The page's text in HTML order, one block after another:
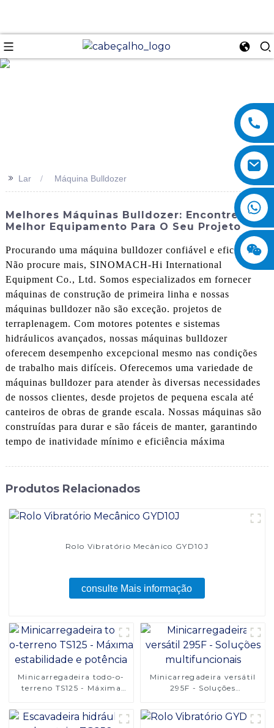
>> Lar Máquina Bulldozer
Melhores Máquinas Bulldozer: Encontre O
Melhor Equipamento Para O Seu Projeto
Procurando uma máquina bulldozer confiável e eficiente?
Não procure mais, SINOMACH-Hi International
Equipment Co., Ltd. Somos especializados em fornecer
máquinas de construção de primeira linha e nossas
máquinas bulldozer não são exceção. projetos de
terraplenagem. Com motores potentes e sistemas
hidráulicos avançados, nossas máquinas bulldozer
oferecem desempenho excepcional mesmo nas condições
de trabalho mais difíceis. Oferecemos uma variedade de
máquinas bulldozer para atender às diversas necessidades
de nossos clientes, desde projetos de pequena escala até
canteiros de obras de grande escala. Nossas máquinas são
construídas para durar e são fáceis de manter, garantindo
tempo de inatividade mínimo e eficiência máxima
Produtos Relacionados
Rolo Vibratório Mecânico GYD10J
consulte Mais informação
Minicarregadeira todo-o-
terreno TS125 - Máxima
Minicarregadeira versátil
295F - Soluções